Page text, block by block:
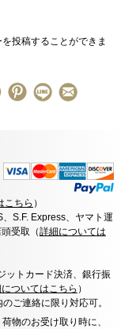
投稿することができま
こちら ）
S.F. Express、ヤマト運
受取（詳細については
ットカード決済、銀行振
ついてはこちら ）
ご連絡に限り対応可。
物のお受け取り時に、